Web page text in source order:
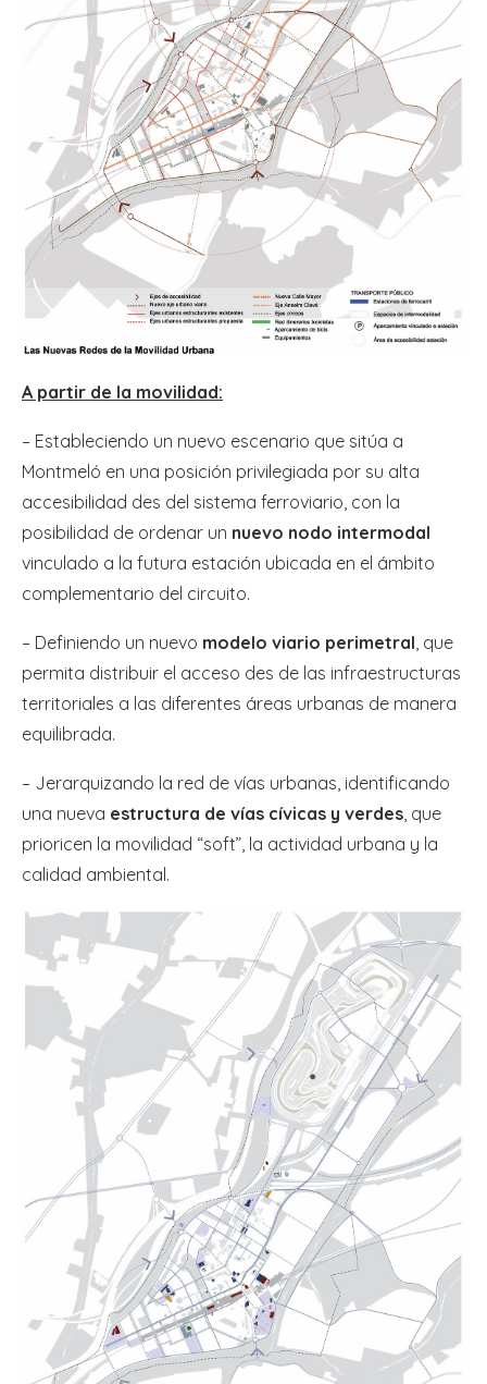
A partir de la movilidad:
– Estableciendo un nuevo escenario que sitúa a
Montmeló en una posición privilegiada por su alta
accesibilidad des del sistema ferroviario, con la
posibilidad de ordenar un nuevo nodo intermodal
vinculado a la futura estación ubicada en el ámbito
complementario del circuito.
– Definiendo un nuevo modelo viario perimetral , que
permita distribuir el acceso des de las infraestructuras
territoriales a las diferentes áreas urbanas de manera
equilibrada.
– Jerarquizando la red de vías urbanas, identificando
una nueva estructura de vías cívicas y verdes , que
prioricen la movilidad “soft”, la actividad urbana y la
calidad ambiental.